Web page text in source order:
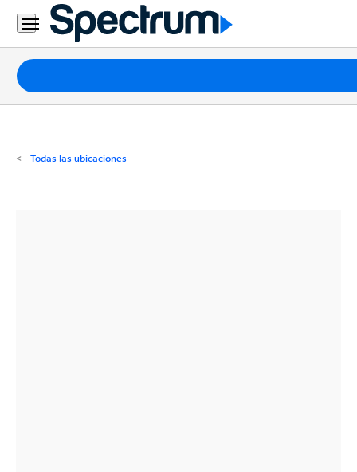
Residencial
Business
Paquetes
Internet
Todas las ubicaciones